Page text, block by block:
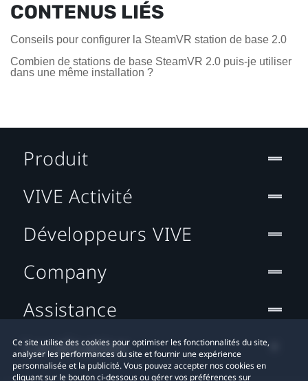
CONTENUS LIÉS
Conseils pour configurer la SteamVR station de base 2.0
Combien de stations de base SteamVR 2.0 puis-je utiliser
dans une même installation ?
Ce site utilise des cookies pour optimiser les fonctionnalités du site,
analyser les performances du site et fournir une expérience
personnalisée et la publicité. Vous pouvez accepter nos cookies en
cliquant sur le bouton ci-dessous ou gérer vos préférences sur
Produit
VIVE Activité
Développeurs VIVE
Company
Assistance
Localisation